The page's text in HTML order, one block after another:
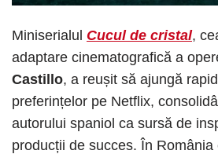
Miniserialul Cucul de cristal,
adaptare cinematografică a
Castillo, a reușit să ajungă
preferințelor pe Netflix,
autorului spaniol ca sursă de
producții de succes. În